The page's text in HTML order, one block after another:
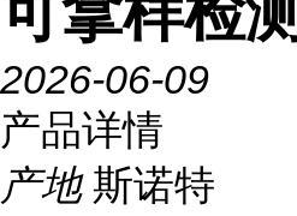
可拿样检测
2026-06-09
产品详情
产地 斯诺特